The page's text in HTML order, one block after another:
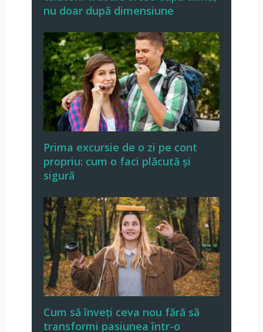
nu doar după dimensiune
Prima excursie de o zi pe cont
propriu: cum o faci plăcută și
sigură
Cum să înveți ceva nou fără să
transformi pasiunea într-o